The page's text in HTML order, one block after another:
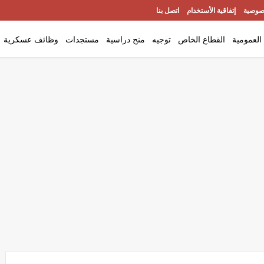
إتفاقية الأستخدام اتصل بنا
القطاع الخاص توجيه منح دراسية مستجدات وظائف عسكرية